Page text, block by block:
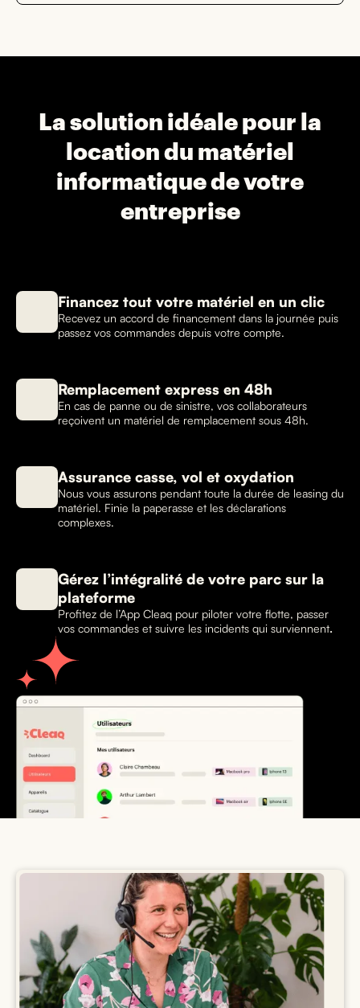
La solution idéale pour la
location du matériel
informatique de votre
entreprise
Financez tout votre matériel en un clic
Recevez un accord de financement dans la journée puis
passez vos commandes depuis votre compte.
Remplacement express en 48h
En cas de panne ou de sinistre, vos collaborateurs
reçoivent un matériel de remplacement sous 48h.
Assurance casse, vol et oxydation
Nous vous assurons pendant toute la durée de leasing du
matériel. Finie la paperasse et les déclarations
complexes.
Gérez l’intégralité de votre parc sur la
plateforme
Profitez de l’App Cleaq pour piloter votre flotte, passer
vos commandes et suivre les incidents qui surviennent.